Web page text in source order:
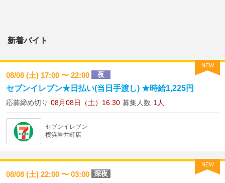
新着バイト
NEW
08/08 (土) 17:00 〜 22:00 夜
セブンイレブン★日払い(当日手渡し) ★時給1,225円
応募締め切り 08月08日（土）16:30 募集人数 1人
セブンイレブン
横浜岩井町店
NEW
08/08 (土) 22:00 〜 03:00 深夜